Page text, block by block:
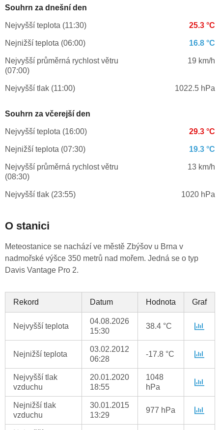
Souhrn za dnešní den
Nejvyšší teplota (11:30) 25.3 °C
Nejnižší teplota (06:00) 16.8 °C
Nejvyšší průměrná rychlost větru
(07:00)
19 km/h
Nejvyšší tlak (11:00) 1022.5 hPa
Souhrn za včerejší den
Nejvyšší teplota (16:00) 29.3 °C
Nejnižší teplota (07:30) 19.3 °C
Nejvyšší průměrná rychlost větru
(08:30)
13 km/h
Nejvyšší tlak (23:55) 1020 hPa
O stanici
Meteostanice se nachází ve městě Zbýšov u Brna v
nadmořské výšce 350 metrů nad mořem. Jedná se o typ
Davis Vantage Pro 2.
Rekord Datum Hodnota Graf
Nejvyšší teplota
04.08.2026
15:30
38.4 °C
Nejnižší teplota
03.02.2012
06:28
-17.8 °C
Nejvyšší tlak
vzduchu
20.01.2020
18:55
1048
hPa
Nejnižší tlak
vzduchu
30.01.2015
13:29
977 hPa